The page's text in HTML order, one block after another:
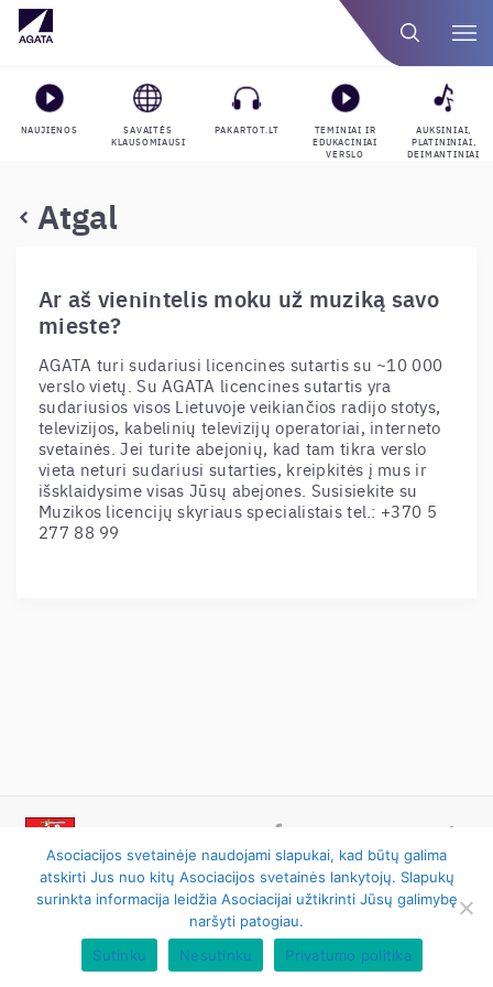
NAUJIENOS
SAVAITĖS
KLAUSOMIAUSI
PAKARTOT.LT
TEMINIAI IR
EDUKACINIAI
VERSLO
AUKSINIAI,
PLATININIAI,
DEIMANTINIAI
Atgal
Ar aš vienintelis moku už muziką savo
mieste?
AGATA turi sudariusi licencines sutartis su ~10 000
verslo vietų. Su AGATA licencines sutartis yra
sudariusios visos Lietuvoje veikiančios radijo stotys,
televizijos, kabelinių televizijų operatoriai, interneto
svetainės. Jei turite abejonių, kad tam tikra verslo
vieta neturi sudariusi sutarties, kreipkitės į mus ir
išsklaidysime visas Jūsų abejones. Susisiekite su
Muzikos licencijų skyriaus specialistais tel.: +370 5
277 88 99
© 2024 AGATA. Visos teisės saugomos. Privatumo politika
Lithuanian Neighbouring Rights Association (AGATA)
e-solutionMediapark
Asociacijos svetainėje naudojami slapukai, kad būtų galima
atskirti Jus nuo kitų Asociacijos svetainės lankytojų. Slapukų
surinkta informacija leidžia Asociacijai užtikrinti Jūsų galimybę
naršyti patogiau.
Sutinku
Nesutinku Privatumo politika